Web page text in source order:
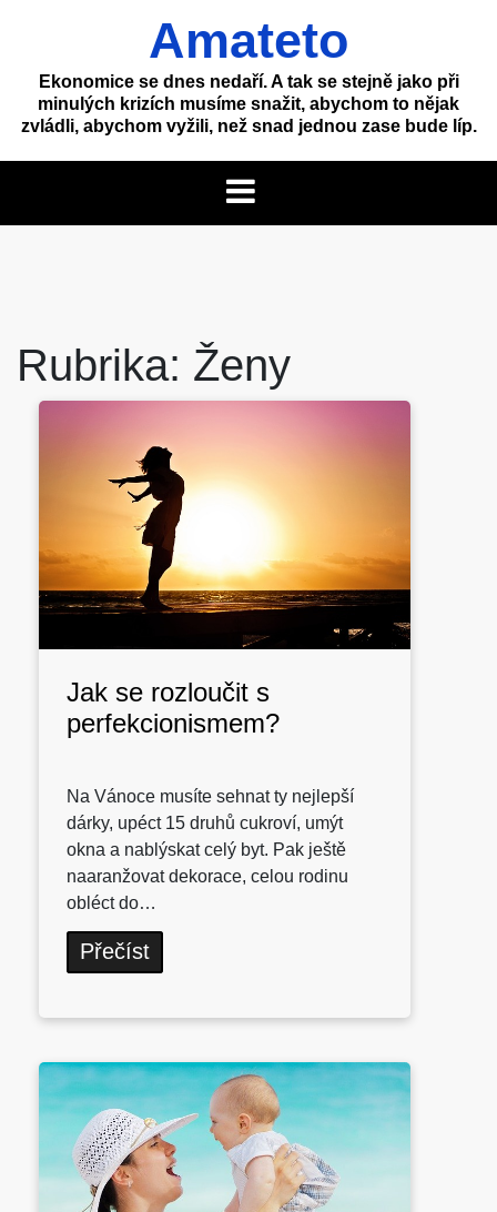
Amateto
Ekonomice se dnes nedaří. A tak se stejně jako při
minulých krizích musíme snažit, abychom to nějak
zvládli, abychom vyžili, než snad jednou zase bude líp.
Rubrika: Ženy
Jak se rozloučit s
perfekcionismem?
Na Vánoce musíte sehnat ty nejlepší
dárky, upéct 15 druhů cukroví, umýt
okna a nablýskat celý byt. Pak ještě
naaranžovat dekorace, celou rodinu
obléct do…
Přečíst